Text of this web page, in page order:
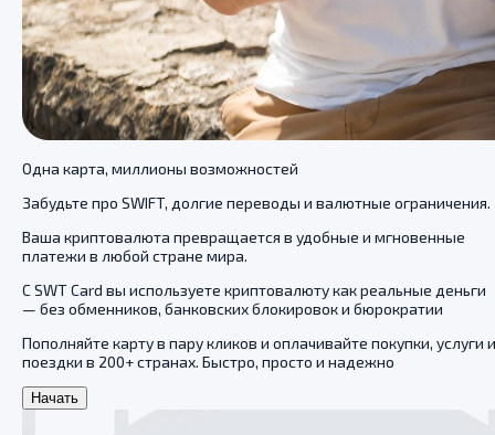
Одна карта, миллионы возможностей
Забудьте про SWIFT, долгие переводы и валютные ограничения.
Ваша криптовалюта превращается в удобные и мгновенные
платежи в любой стране мира.
С SWT Card вы используете криптовалюту как реальные деньги
— без обменников, банковских блокировок и бюрократии
Пополняйте карту в пару кликов и оплачивайте покупки, услуги и
поездки в 200+ странах. Быстро, просто и надежно
Начать